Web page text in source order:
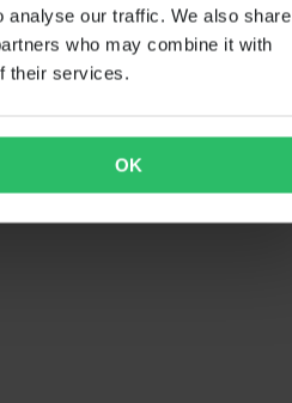
analyse our traffic. We also share
who may combine it with
their services.
OK